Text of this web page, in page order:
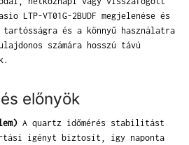
LTP-VT01G-2BUDF megjelenése és
és a könnyű használatra
számára hosszú távú
előnyök
A quartz időmérés stabilitást
igényt biztosít, így naponta